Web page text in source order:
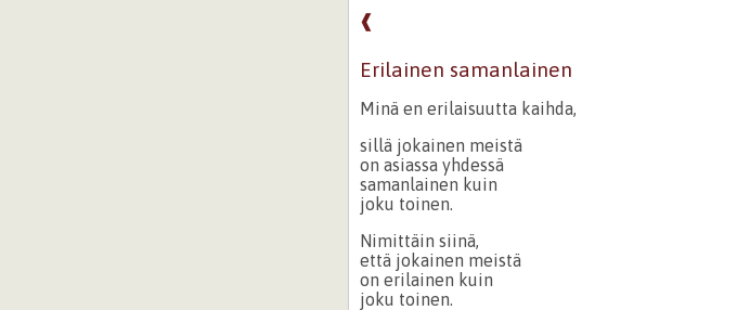
❰
Erilainen samanlainen
Minä en erilaisuutta kaihda,
sillä jokainen meistä
on asiassa yhdessä
samanlainen kuin
joku toinen.
Nimittäin siinä,
että jokainen meistä
on erilainen kuin
joku toinen.